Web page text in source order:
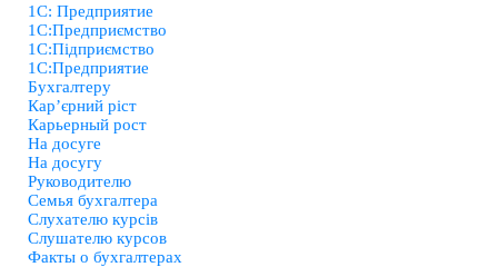
1С: Предприятие
1С:Предприємство
1С:Підприємство
1С:Предприятие
Бухгалтеру
Кар’єрний ріст
Карьерный рост
На досуге
На досугу
Руководителю
Семья бухгалтера
Слухателю курсів
Слушателю курсов
Факты о бухгалтерах